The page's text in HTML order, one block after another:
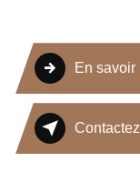
En savoir